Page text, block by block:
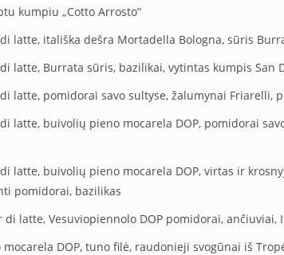
kumpiu „Cotto Arrosto“
latte, itališka dešra Mortadella Bologna, sūris
latte, Burrata sūris, bazilikai, vytintas kumpis
latte, pomidorai savo sultyse, žalumynai Friarelli,
latte, buivolių pieno mocarela DOP, pomidorai
latte, buivolių pieno mocarela DOP, virtas ir
pomidorai, bazilikas
di latte, Vesuviopiennolo DOP pomidorai, ančiuviai,
DOP, tuno filė, raudonieji svogūnai iš